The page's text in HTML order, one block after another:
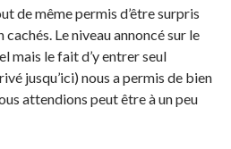
de même permis d’être surpris
Le niveau annoncé sur le
mais le fait d’y entrer seul
jusqu’ici) nous a permis de bien
attendions peut être à un peu